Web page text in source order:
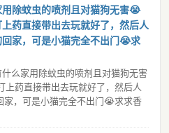
除蚊虫的喷剂且对猫狗无害😭
药直接带出去玩就好了，然后人
家，可是小猫完全不出门😭求
么家用除蚊虫的喷剂且对猫狗无害
上药直接带出去玩就好了，然后人
家，可是小猫完全不出门😭求求香